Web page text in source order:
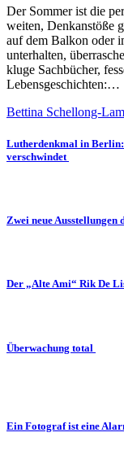
Der Sommer ist die
weiten, Denkanstöße
auf dem Balkon oder
unterhalten,
kluge Sachbücher,
Lebensgeschichten:…
Bettina Schellong-
Lutherdenkmal in Berlin:
verschwindet
Zwei neue
Der „Alte Ami“ Rik De
Überwachung total
Ein Fotograf ist eine